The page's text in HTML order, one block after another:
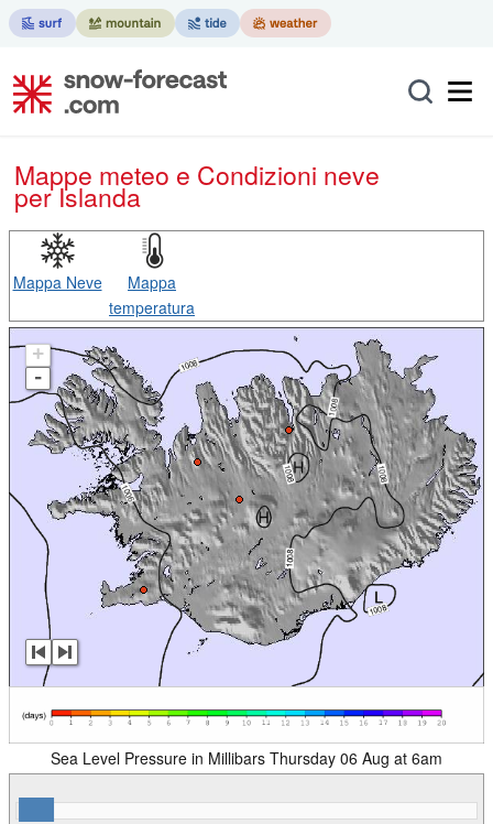
Mappe meteo e Condizioni neve
per Islanda
Mappa Neve
Mappa
temperatura
+
-
Sea Level Pressure in Millibars Thursday 06 Aug at 6am